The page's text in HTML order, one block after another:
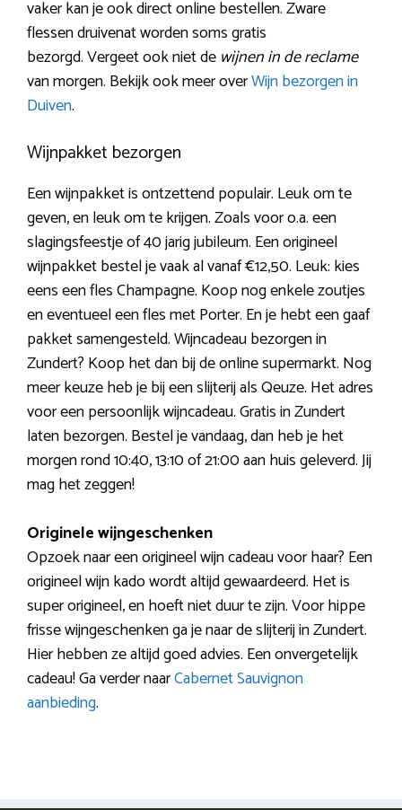
vaker kan je ook direct online bestellen. Zware
flessen druivenat worden soms gratis
bezorgd. Vergeet ook niet de wijnen in de reclame
van morgen. Bekijk ook meer overWijn bezorgen in
Duiven.
Wijnpakket bezorgen
Een wijnpakket is ontzettend populair. Leuk om te
geven, en leuk om te krijgen. Zoals voor o.a. een
slagingsfeestje of 40 jarig jubileum. Een origineel
wijnpakket bestel je vaak al vanaf €12,50. Leuk: kies
eens een fles Champagne. Koop nog enkele zoutjes
en eventueel een fles met Porter. En je hebt een gaaf
pakket samengesteld. Wijncadeau bezorgen in
Zundert? Koop het dan bij de online supermarkt. Nog
meer keuze heb je bij een slijterij als Qeuze. Het adres
voor een persoonlijk wijncadeau. Gratis in Zundert
laten bezorgen. Bestel je vandaag, dan heb je het
morgen rond 10:40, 13:10 of 21:00 aan huis geleverd. Jij
mag het zeggen!
Originele wijngeschenken
Opzoek naar een origineel wijn cadeau voor haar? Een
origineel wijn kado wordt altijd gewaardeerd. Het is
super origineel, en hoeft niet duur te zijn. Voor hippe
frisse wijngeschenken ga je naar de slijterij in Zundert.
Hier hebben ze altijd goed advies. Een onvergetelijk
cadeau! Ga verder naarCabernet Sauvignon
aanbieding.